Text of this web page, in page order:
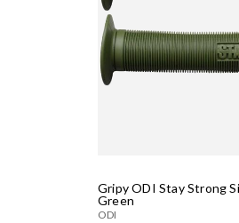
Gripy ODI Stay Strong
Green
ODI